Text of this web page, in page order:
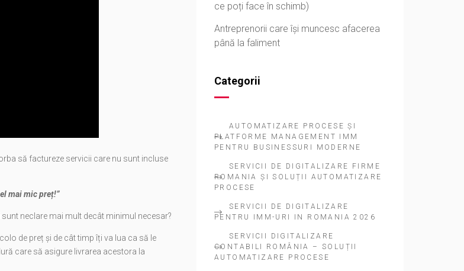
să factureze servicii care nu sunt incluse
mai mic preț!”
neclare mai mult decât minimul necesar?
de preț și de cât timp îți va lua ca să le
care să asigure livrarea acestora la
ce poți face în schimb)
Antreprenorii care își muncesc afacerea
până la faliment
Categorii
AUTOMATIZARE PROCESE ȘI
PLATFORME MANAGEMENT IMM
PENTRU BUSINESSURI MODERNE
SERVICII DE DIGITALIZARE FIRME
ROMANIA ȘI SOLUȚII AUTOMATIZARE
PROCESE
SERVICII DE DIGITALIZARE
PENTRU IMM-URI IN ROMANIA 2026
SERVICII DIGITALIZARE
CONTABILI ROMÂNIA – SOLUȚII
AUTOMATIZARE PROCESE